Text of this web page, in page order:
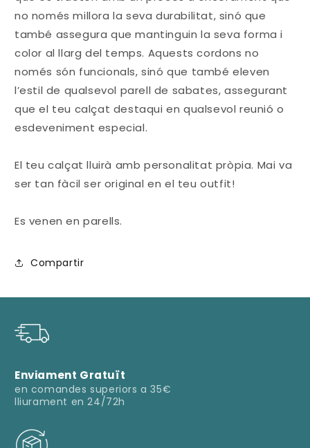
no només millora la seva durabilitat, sinó que
també assegura que mantinguin la seva forma i
color al llarg del temps. Aquests cordons no
només són funcionals, sinó que també eleven
l’estil de qualsevol parell de sabates, assegurant
que el teu calçat destaqui en qualsevol reunió o
esdeveniment especial.
El teu calçat lluirà amb personalitat pròpia. Mai va
ser tan fàcil ser original en el teu outfit!
Es venen en parells.
Compartir
Enviament Gratuït
en comandes superiors a 35€
lliurament en 24/72h